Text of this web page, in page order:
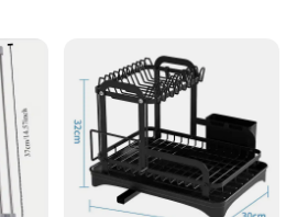
Ideal for Storing and
Perfect for Small
or Quantity: Available in
Durable and Easy to